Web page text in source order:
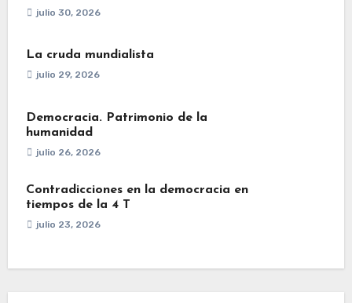
julio 30, 2026
La cruda mundialista
julio 29, 2026
Democracia. Patrimonio de la
humanidad
julio 26, 2026
Contradicciones en la democracia en
tiempos de la 4 T
julio 23, 2026